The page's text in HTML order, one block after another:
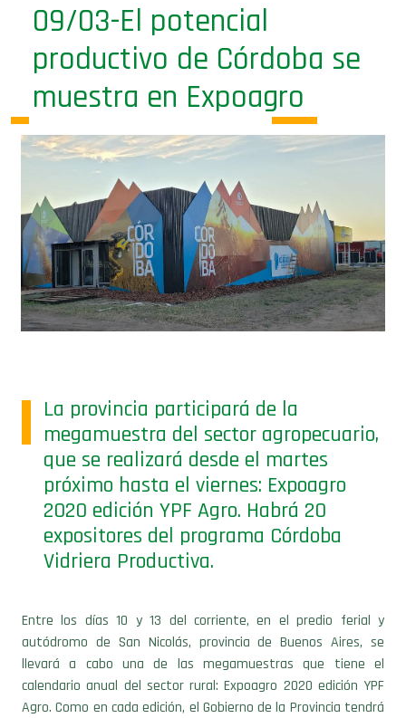
09/03-El potencial
productivo de Córdoba se
muestra en Expoagro
La provincia participará de la
megamuestra del sector agropecuario,
que se realizará desde el martes
próximo hasta el viernes: Expoagro
2020 edición YPF Agro. Habrá 20
expositores del programa Córdoba
Vidriera Productiva.
Entre los días 10 y 13 del corriente, en el predio ferial y
autódromo de San Nicolás, provincia de Buenos Aires, se
llevará a cabo una de las megamuestras que tiene el
calendario anual del sector rural: Expoagro 2020 edición YPF
Agro. Como en cada edición, el Gobierno de la Provincia tendrá